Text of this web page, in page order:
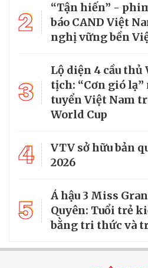
2
“Tận hiến” -
báo CAND Việt
nghị vững bền
3
Lộ diện 4 cầu thủ
tịch: “Cơn gió
tuyển Việt Nam
World Cup
4
VTV sở hữu bản
2026
5
Á hậu 3 Miss
Quyên: Tuổi trẻ
bằng tri thức và